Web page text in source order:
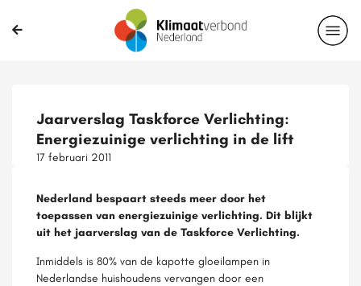
Jaarverslag Taskforce Verlichting:
Energiezuinige verlichting in de lift
17 februari 2011
Nederland bespaart steeds meer door het
toepassen van energiezuinige verlichting. Dit blijkt
uit het jaarverslag van de Taskforce Verlichting.
Inmiddels is 80% van de kapotte gloeilampen in
Nederlandse huishoudens vervangen door een